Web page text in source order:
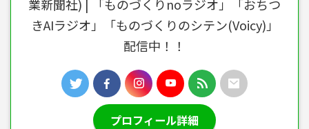
業新聞社) | 「ものづくりnoラジオ」「おちつ
きAIラジオ」「ものづくりのシテン(Voicy)」
配信中！！
プロフィール詳細